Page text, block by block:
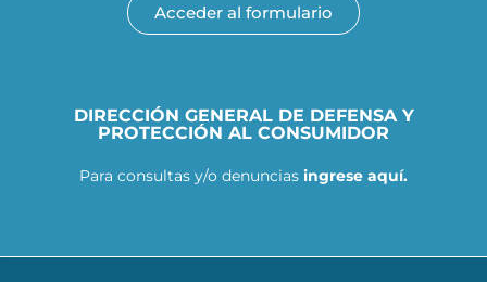
Acceder al formulario
DIRECCIÓN GENERAL DE DEFENSA Y
PROTECCIÓN AL CONSUMIDOR
Para consultas y/o denuncias ingrese aquí.